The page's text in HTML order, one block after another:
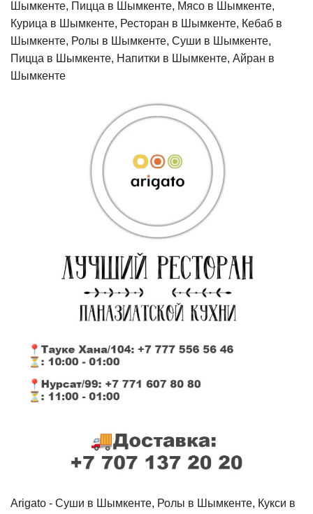
Шымкенте, Пицца в Шымкенте, Мясо в Шымкенте,
Курица в Шымкенте, Ресторан в Шымкенте, Кебаб в
Шымкенте, Ролы в Шымкенте, Суши в Шымкенте,
Пицца в Шымкенте, Напитки в Шымкенте, Айран в
Шымкенте
Arigato - Cуши в Шымкенте, Ролы в Шымкенте, Кукси в